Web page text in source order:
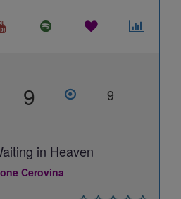
9 9
in Heaven
Cerovina